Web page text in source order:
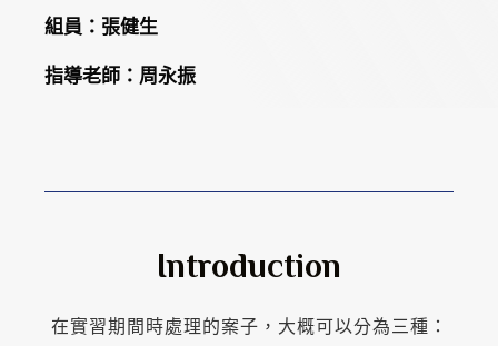
組員： 張健生
指導老師： 周永振
Introduction
在實習期間時處理的案子，大概可以分為三種：